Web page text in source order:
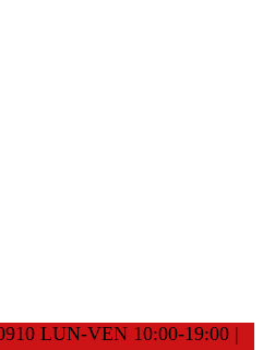
LUN-VEN 10:00-19:00 |